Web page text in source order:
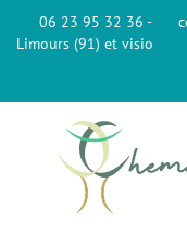
06 23 95 32 36 -
Limours (91) et visio